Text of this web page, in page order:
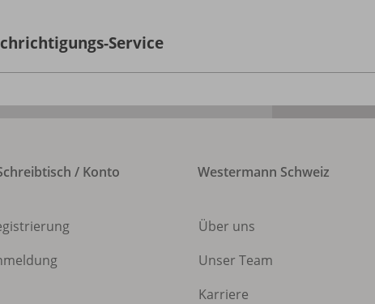
Service
/ Konto Westermann Schweiz
Über uns
Unser Team
Karriere